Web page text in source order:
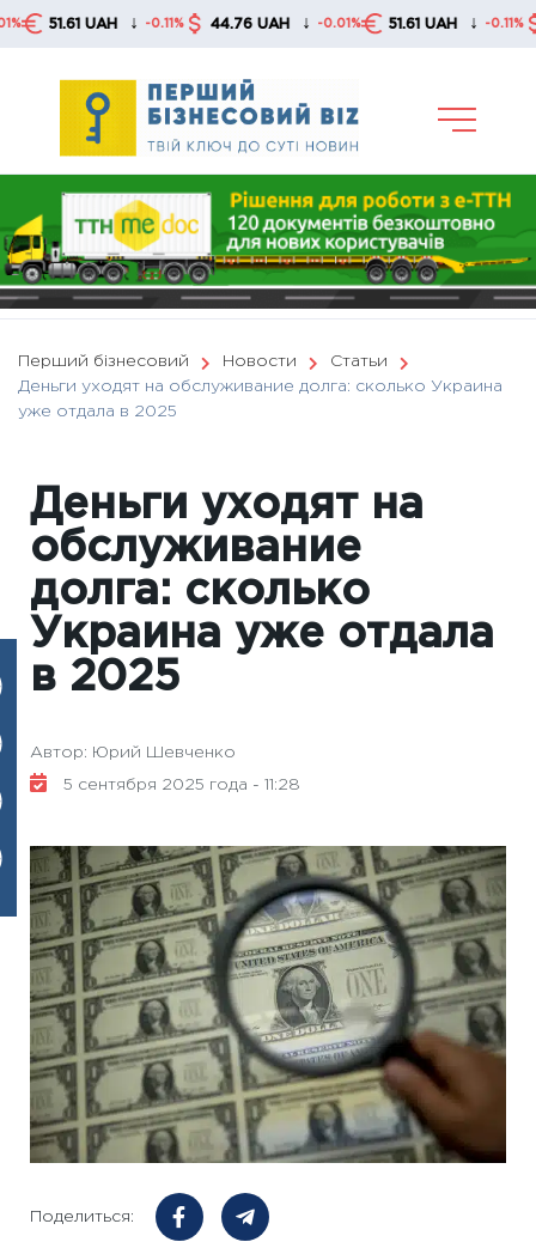
Skip
UAH ↓ -0.11% 44.76 UAH ↓ -0.01% 51.61 UAH ↓ -0.11% 44.76
Перший бізнесовий Новости
Статьи
Деньги уходят на обслуживание долга: сколько Украина
уже отдала в 2025
Деньги уходят на
обслуживание
долга: сколько
Украина уже отдала
в 2025
Автор: Юрий Шевченко
5 сентября 2025 года - 11:28
Поделиться: